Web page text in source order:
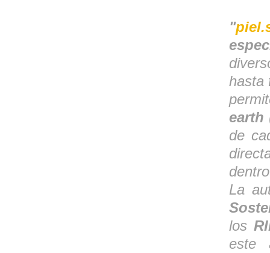
"
hasta
earth
de
La
los
este